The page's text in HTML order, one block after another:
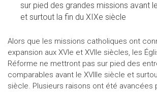
sur pied des grandes missions avant
et surtout la fin du XIXe siècle
Alors que les missions catholiques ont
expansion aux XVIe et XVIIe siècles, les
Réforme ne mettront pas sur pied des
comparables avant le XVIIIe siècle et
siècle. Plusieurs raisons ont été avancées